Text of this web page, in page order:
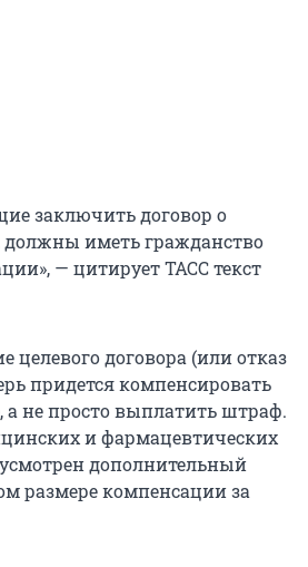
заключить договор о
должны иметь гражданство
— цитирует ТАСС текст
целевого договора (или отказ
придется компенсировать
а не просто выплатить штраф.
и фармацевтических
дополнительный
размере компенсации за